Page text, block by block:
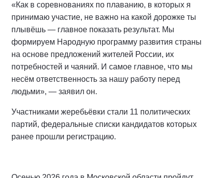
«Как в соревнованиях по плаванию, в которых я
принимаю участие, не важно на какой дорожке ты
плывёшь — главное показать результат. Мы
формируем Народную программу развития страны
на основе предложений жителей России, их
потребностей и чаяний. И самое главное, что мы
несём ответственность за нашу работу перед
людьми», — заявил он.
Участниками жеребьёвки стали 11 политических
партий, федеральные списки кандидатов которых
ранее прошли регистрацию.